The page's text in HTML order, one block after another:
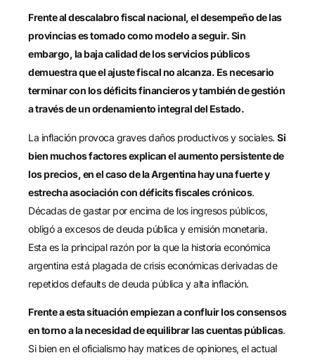
Frente al descalabro fiscal nacional, el desempeño de las
provincias es tomado como modelo a seguir. Sin
embargo, la baja calidad de los servicios públicos
demuestra que el ajuste fiscal no alcanza. Es necesario
terminar con los déficits financieros y también de gestión
a través de un ordenamiento integral del Estado.
La inflación provoca graves daños productivos y sociales. Si
bien muchos factores explican el aumento persistente de
los precios, en el caso de la Argentina hay una fuerte y
estrecha asociación con déficits fiscales crónicos.
Décadas de gastar por encima de los ingresos públicos,
obligó a excesos de deuda pública y emisión monetaria.
Esta es la principal razón por la que la historia económica
argentina está plagada de crisis económicas derivadas de
repetidos defaults de deuda pública y alta inflación.
Frente a esta situación empiezan a confluir los consensos
en torno a la necesidad de equilibrar las cuentas públicas.
Si bien en el oficialismo hay matices de opiniones, el actual